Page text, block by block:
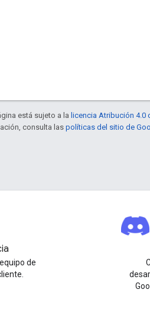
está sujeto a la licencia Atribución 4.0
consulta las políticas del sitio de
de